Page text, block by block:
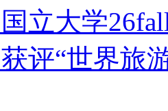
立大学
评“世界旅